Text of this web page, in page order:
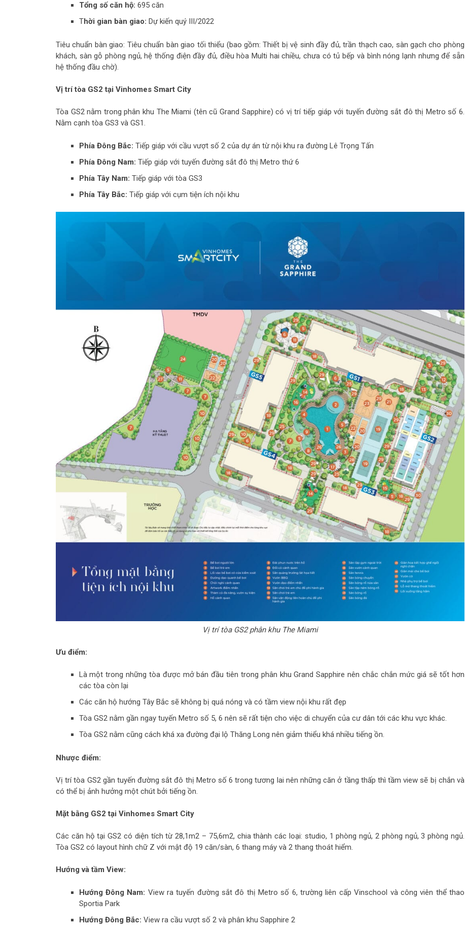
Tổng số căn hộ: 695 căn
Thời gian bàn giao: Dự kiến quý III/2022
Tiêu chuẩn bàn giao: Tiêu chuẩn bàn giao tối thiểu (bao gồm: Thiết bị vệ sinh đầy đủ, trần thạch cao, sàn gạch cho phòng
khách, sàn gỗ phòng ngủ, hệ thống điện đầy đủ, điều hòa Multi hai chiều, chưa có tủ bếp và bình nóng lạnh nhưng để sẵn
hệ thống đầu chờ).
Vị trí tòa GS2 tại Vinhomes Smart City
Tòa GS2 nằm trong phân khu The Miami (tên cũ Grand Sapphire) có vị trí tiếp giáp với tuyến đường sắt đô thị Metro số 6.
Nằm cạnh tòa GS3 và GS1.
Phía Đông Bắc: Tiếp giáp với cầu vượt số 2 của dự án từ nội khu ra đường Lê Trọng Tấn
Phía Đông Nam: Tiếp giáp với tuyến đường sắt đô thị Metro thứ 6
Phía Tây Nam: Tiếp giáp với tòa GS3
Phía Tây Bắc: Tiếp giáp với cụm tiện ích nội khu
Vị trí tòa GS2 phân khu The Miami
Ưu điểm:
Là một trong những tòa được mở bán đầu tiên trong phân khu Grand Sapphire nên chắc chắn mức giá sẽ tốt hơn
các tòa còn lại
Các căn hộ hướng Tây Bắc sẽ không bị quá nóng và có tầm view nội khu rất đẹp
Tòa GS2 nằm gần ngay tuyến Metro số 5, 6 nên sẽ rất tiện cho việc di chuyển của cư dân tới các khu vực khác.
Tòa GS2 nằm cũng cách khá xa đường đại lộ Thăng Long nên giảm thiểu khá nhiều tiếng ồn.
Nhược điểm:
Vị trí tòa GS2 gần tuyến đường sắt đô thị Metro số 6 trong tương lai nên những căn ở tầng thấp thì tầm view sẽ bị chắn và
có thể bị ảnh hưởng một chút bởi tiếng ồn.
Mặt bằng GS2 tại Vinhomes Smart City
Các căn hộ tại GS2 có diện tích từ 28,1m2 – 75,6m2, chia thành các loại: studio, 1 phòng ngủ, 2 phòng ngủ, 3 phòng ngủ.
Tòa GS2 có layout hình chữ Z với mật độ 19 căn/sàn, 6 thang máy và 2 thang thoát hiểm.
Hướng và tầm View:
Hướng Đông Nam: View ra tuyến đường sắt đô thị Metro số 6, trường liên cấp Vinschool và công viên thể thao
Sportia Park
Hướng Đông Bắc: View ra cầu vượt số 2 và phân khu Sapphire 2